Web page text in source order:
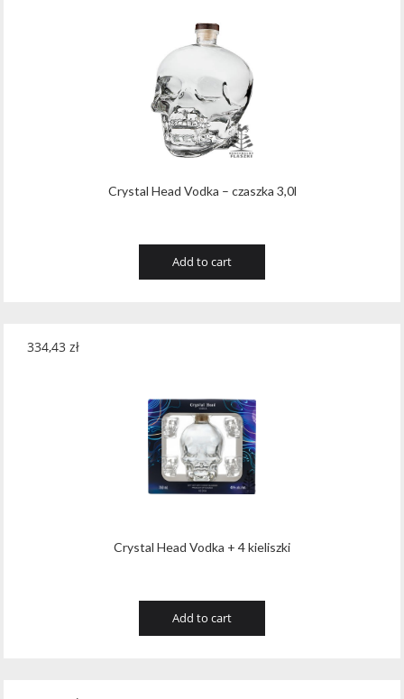
Crystal Head Vodka – czaszka 3,0l
Add to cart
Crystal Head Vodka + 4 kieliszki
334,43 zł
Add to cart